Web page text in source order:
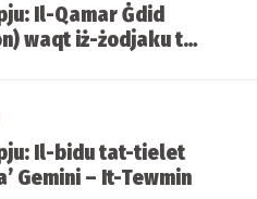
Il-Qamar Ġdid
waqt iż-żodjaku ta’
Il-bidu tat-tielet
Gemini – It-Tewmin